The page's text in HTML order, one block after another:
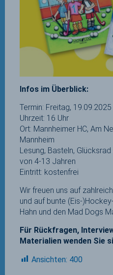
Infos im Überblick:
Termin: Freitag, 19.09.2025
Uhrzeit: 16 Uhr
Ort: Mannheimer HC, Am
Mannheim
Lesung, Basteln,
von 4-13 Jahren
Eintritt: kostenfrei
Wir freuen uns auf
und auf bunte (Eis-
Hahn und den Mad Dogs
Für Rückfragen,
Materialien wenden Sie
Ansichten: 400